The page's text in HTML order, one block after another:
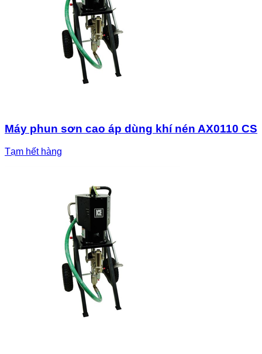
Máy phun sơn cao áp dùng khí nén AX0110 CS
Tạm hết hàng